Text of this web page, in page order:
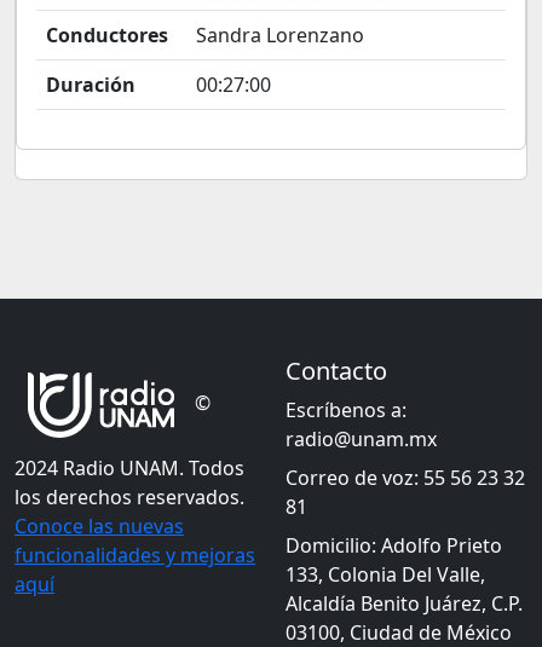
Conductores
Sandra Lorenzano
Duración
00:27:00
©
2024 Radio UNAM. Todos
los derechos reservados.
Conoce las nuevas
funcionalidades y mejoras
aquí
Contacto
Escríbenos a:
radio@unam.mx
Correo de voz: 55 56 23 32
81
Domicilio: Adolfo Prieto
133, Colonia Del Valle,
Alcaldía Benito Juárez, C.P.
03100, Ciudad de México